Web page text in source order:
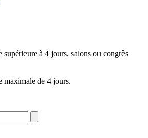
supérieure à 4 jours, salons ou congrès
maximale de 4 jours.